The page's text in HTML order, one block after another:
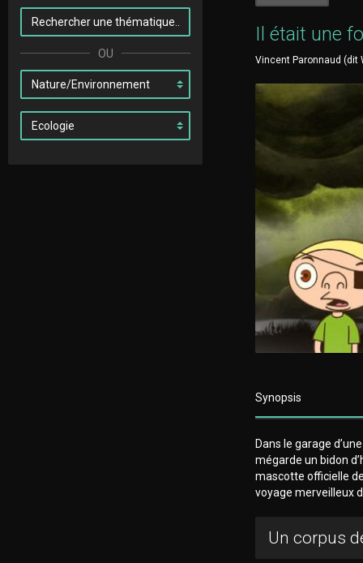
Il était une
Vincent Paronnaud (dit
Synopsis
Dans le garage
mégarde un bidon
mascotte officielle
voyage merveilleux
Un corpus